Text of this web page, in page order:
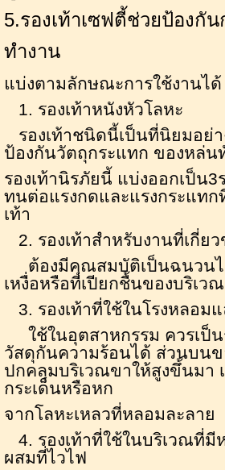
5.รองเท้าเซฟตี้ช่วยป้องกั
ทำงาน
แบ่งตามลักษณะการใช้งานได้
1. รองเท้าหนังหัวโลหะ
รองเท้าชนิดนี้เป็นที่นิยมอย่า
ป้องกันวัตถุกระแทก ของหล่น
รองเท้านิรภัยนี้ แบ่งออกเป็น3
ทนต่อแรงกดและแรงกระแทก
เท้า
2. รองเท้าสำหรับงานที่เกี่ย
ต้องมีคุณสมบัติเป็นฉนวนไ
เหงื่อหรือที่เปียกชื้นของบริเวณ
3. รองเท้าที่ใช้ในโรงหลอม
ใช้ในอุตสาหกรรม ควรเป็น
วัสดุกันความร้อนได้ ส่วนบนข
ปกคลุมบริเวณขาให้สูงขึ้นมา
กระเด็นหรือหก
จากโลหะเหลวที่หลอมละลาย
4. รองเท้าที่ใช้ในบริเวณที่มี
ผสมที่ไวไฟ